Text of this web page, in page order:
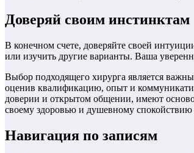
Доверяй своим инстинктам
В конечном счете, доверяйте своей
или изучить другие варианты. Ваша
Выбор подходящего хирурга является
оценив квалификацию, опыт и
доверии и открытом общении, имеют
своему здоровью и душевному спокойствию
Навигация по записям